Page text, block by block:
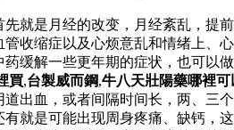
就是月经的改变，月经紊乱，提
收缩症以及心烦意乱和情绪上、
缓解一些更年期的症状，也可以
買,台製威而鋼,牛八天壯陽藥哪裡可
出血，或者间隔时间长，两、三
就是可能出现周身疼痛、缺钙，